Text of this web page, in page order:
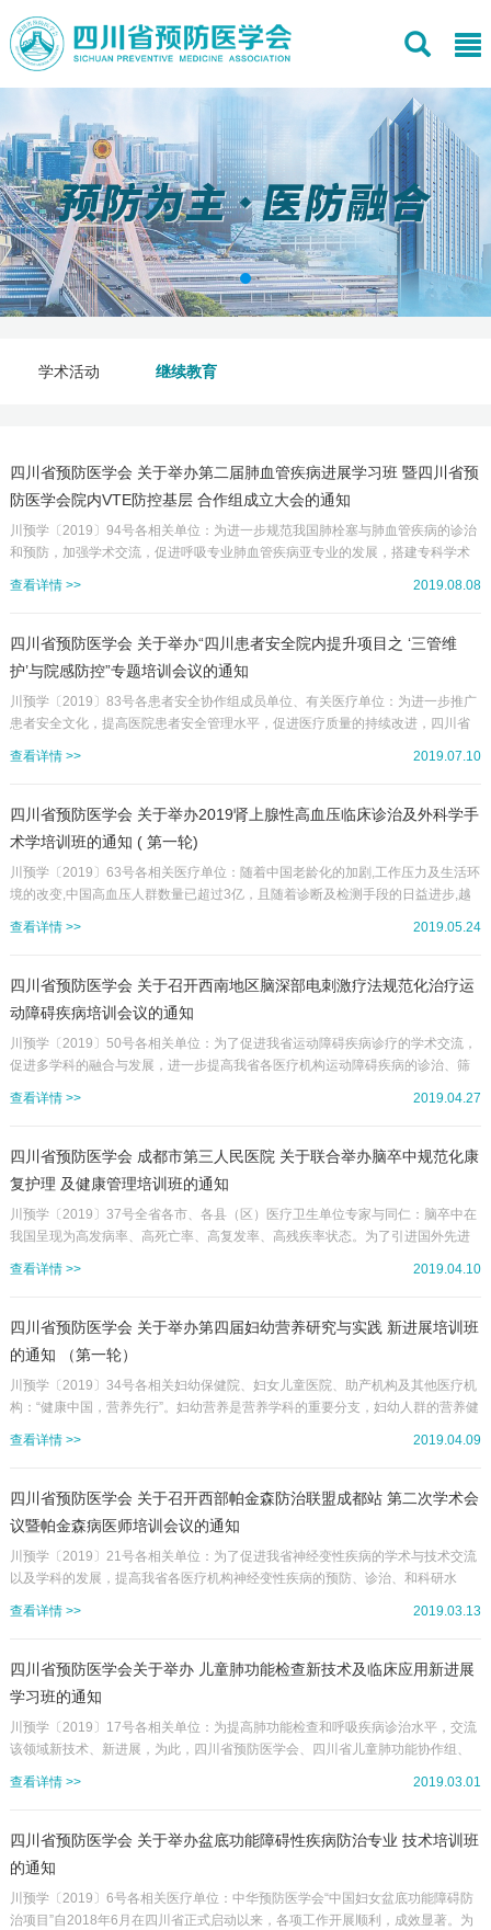
学术活动 继续教育
四川省预防医学会 关于举办第二届肺血管疾病进展学习班 暨四川省预
防医学会院内VTE防控基层 合作组成立大会的通知
川预学〔2019〕94号各相关单位：为进一步规范我国肺栓塞与肺血管疾病的诊治
和预防，加强学术交流，促进呼吸专业肺血管疾病亚专业的发展，搭建专科学术
进展学习班（省级I类项目编号：19-22-03021069）暨四川省预防医学会院内VTE
名肺血管疾病专家北京中日医院的应娇茜部长、四川大学华西医院王茂筠教授、
重庆医科大学第一附属医院陈虹教授、四川大学华...
查看详情 >> 2019.08.08
四川省预防医学会 关于举办“四川患者安全院内提升项目之 ‘三管维
护’与院感防控”专题培训会议的通知
川预学〔2019〕83号各患者安全协作组成员单位、有关医疗单位：为进一步推广
患者安全文化，提高医院患者安全管理水平，促进医疗质量的持续改进，四川省
护’与院感防控专题培训会议”。会议将邀请到省内外相关专业的知名专家进行授
2.承办单位：绵阳市中心医院二、主要内容1.导管相关感染的医院现状与具体对
策；2.目前医院感染防控现状和未来发展重点；3.呼吸...
查看详情 >> 2019.07.10
四川省预防医学会 关于举办2019肾上腺性高血压临床诊治及外科学手
术学培训班的通知 ( 第一轮)
川预学〔2019〕63号各相关医疗单位：随着中国老龄化的加剧,工作压力及生活环
境的改变,中国高血压人群数量已超过3亿，且随着诊断及检测手段的日益进步,越
疾病联合诊治中心MDT拟定于2019年6月21于成都举办“2019肾上腺性高血压临
1.AVS在PA分型诊断中的作用及术中技巧2.原发性醛固酮增多症的规范化治疗3.肾
上腺意外瘤的临床诊治进展等二、时间地点1.学...
查看详情 >> 2019.05.24
四川省预防医学会 关于召开西南地区脑深部电刺激疗法规范化治疗运
动障碍疾病培训会议的通知
川预学〔2019〕50号各相关单位：为了促进我省运动障碍疾病诊疗的学术交流，
促进多学科的融合与发展，进一步提高我省各医疗机构运动障碍疾病的诊治、筛
治联盟，拟定于2019年5月12日在成都召开“西南地区脑深部电刺激疗法规范化治
断与诊治。现将有关事宜通知如下：一、时间地点会议时间：2019年5月12日会
议地点：成都市龙之梦大酒店地址：四川省成都市嘉陵江路8号二...
查看详情 >> 2019.04.27
四川省预防医学会 成都市第三人民医院 关于联合举办脑卒中规范化康
复护理 及健康管理培训班的通知
川预学〔2019〕37号全省各市、各县（区）医疗卫生单位专家与同仁：脑卒中在
我国呈现为高发病率、高死亡率、高复发率、高残疾率状态。为了引进国外先进
批脑卒中后康复及健康管理护理人员，让她们能够学习到国际脑卒中康复护理先
举办省级继教项目“脑卒中规范化康复护理及健康管理”培训班。本次培训班将邀请
来自丹麦VIA大学的Ms.SisseCharlotteNorr...
查看详情 >> 2019.04.10
四川省预防医学会 关于举办第四届妇幼营养研究与实践 新进展培训班
的通知 （第一轮）
川预学〔2019〕34号各相关妇幼保健院、妇女儿童医院、助产机构及其他医疗机
构：“健康中国，营养先行”。妇幼营养是营养学科的重要分支，妇幼人群的营养健
新观念、新成果层出不穷，但妇幼人群营养相关疾病和健康问题仍然面临诸多挑
妇幼医疗工作者对妇幼重点营养健康问题的科学认识，促进各级妇幼保健机构多
学科的创新发展，由四川省预防医学会妇幼营养分会主办、四川省营养学会妇幼...
查看详情 >> 2019.04.09
四川省预防医学会 关于召开西部帕金森防治联盟成都站 第二次学术会
议暨帕金森病医师培训会议的通知
川预学〔2019〕21号各相关单位：为了促进我省神经变性疾病的学术与技术交流
以及学科的发展，提高我省各医疗机构神经变性疾病的预防、诊治、和科研水
都站第二次学术会议暨帕金森病医师培训会议”。本次会议将邀请国内知名专家讲
时间：2019年3月24日会议地点：成都市明宇尚雅饭店地址：四川省成都市临江
西路一号二、参会人员1.各级医疗机构从事医护工作的专业人员及...
查看详情 >> 2019.03.13
四川省预防医学会关于举办 儿童肺功能检查新技术及临床应用新进展
学习班的通知
川预学〔2019〕17号各相关单位：为提高肺功能检查和呼吸疾病诊治水平，交流
该领域新技术、新进展，为此，四川省预防医学会、四川省儿童肺功能协作组、
办“儿童肺功能检查新技术及临床应用新进展学习班”。本次培训班特邀全国著名的
台湾高雄荣民总医院林克隆教授、北京儿童医院向莉教授等莅临成都进行儿童肺
功能、呼吸生理等临床相关的实用性及前沿性学术讲座。现将有关事宜通...
查看详情 >> 2019.03.01
四川省预防医学会 关于举办盆底功能障碍性疾病防治专业 技术培训班
的通知
川预学〔2019〕6号各相关医疗单位：中华预防医学会“中国妇女盆底功能障碍防
治项目”自2018年6月在四川省正式启动以来，各项工作开展顺利，成效显著。为